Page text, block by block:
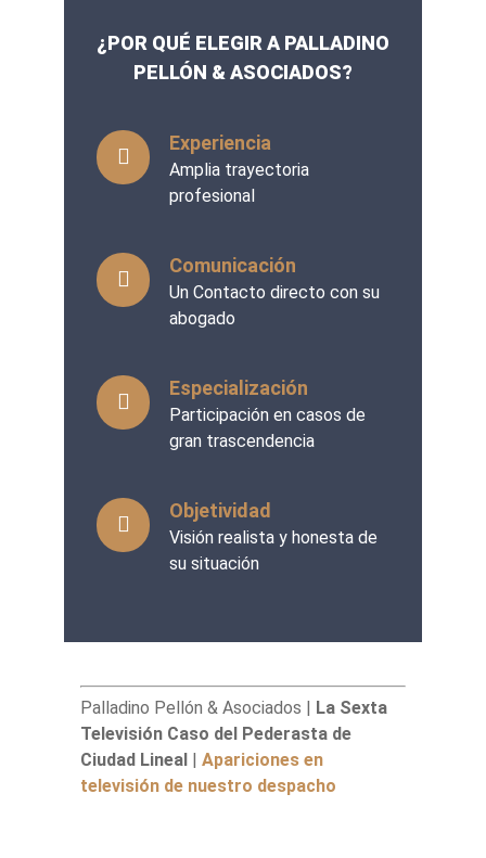
¿POR QUÉ ELEGIR A PALLADINO
PELLÓN & ASOCIADOS?
Experiencia
Amplia trayectoria
profesional
Comunicación
Un Contacto directo con su
abogado
Especialización
Participación en casos de
gran trascendencia
Objetividad
Visión realista y honesta de
su situación
Palladino Pellón & Asociados | La Sexta
Televisión Caso del Pederasta de
Ciudad Lineal | Apariciones en
televisión de nuestro despacho